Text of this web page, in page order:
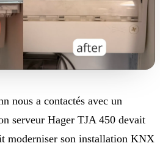
nous a contactés avec un
serveur Hager TJA 450 devait
moderniser son installation KNX